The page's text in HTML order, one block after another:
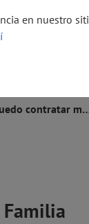
Defensor del
¿Puedo contratar más de una
en nuestro